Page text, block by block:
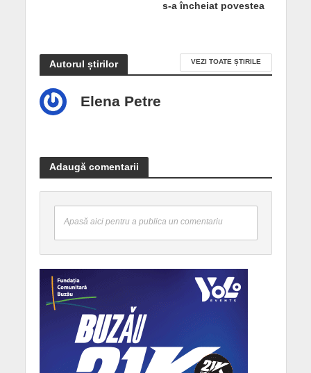
s-a încheiat povestea
Autorul știrilor VEZI TOATE ȘTIRILE
Elena Petre
Adaugă comentarii
Apasă aici pentru a publica un comentariu